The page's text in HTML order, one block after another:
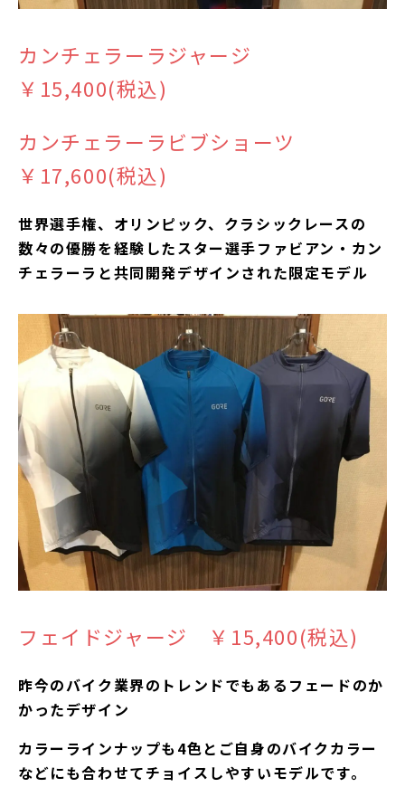
カンチェラーラジャージ
￥15,400(税込)
カンチェラーラビブショーツ
￥17,600(税込)
世界選手権、オリンピック、クラシックレースの
数々の優勝を経験したスター選手ファビアン・カン
チェラーラと共同開発デザインされた限定モデル
フェイドジャージ ￥15,400(税込)
昨今のバイク業界のトレンドでもあるフェードのか
かったデザイン
カラーラインナップも4色とご自身のバイクカラー
などにも合わせてチョイスしやすいモデルです。